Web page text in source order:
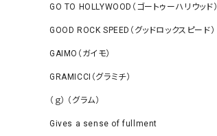
GO TO HOLLYWOOD（ゴートゥーハリウッド）
GOOD ROCK SPEED（グッドロックスピード）
GAIMO（ガイモ）
GRAMICCI（グラミチ）
（ｇ） （グラム）
Gives a sense of fullment